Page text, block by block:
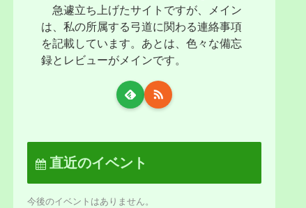
急遽立ち上げたサイトですが、メイン
は、私の所属する弓道に関わる連絡事項
を記載しています。あとは、色々な備忘
録とレビューがメインです。
直近のイベント
今後のイベントはありません。